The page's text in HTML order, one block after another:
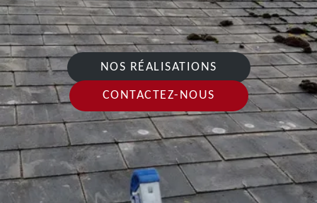
NOS RÉALISATIONS
CONTACTEZ-NOUS